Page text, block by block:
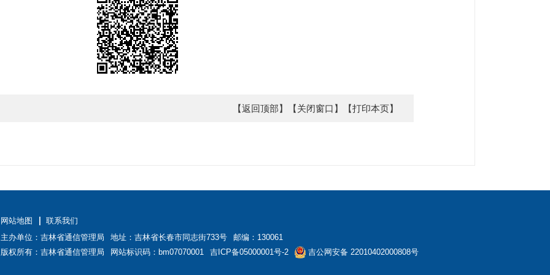
【返回顶部】 【关闭窗口】 【打印本页】
网站地图
联系我们
主办单位：吉林省通信管理局
地址：吉林省长春市同志街733号
邮编：130061
版权所有：吉林省通信管理局
网站标识码：bm07070001 吉ICP备05000001号-2 吉公网安备 22010402000808号